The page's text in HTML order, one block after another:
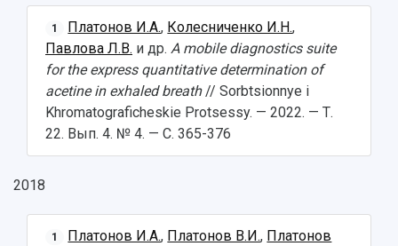
1 Платонов И.А., Колесниченко И.Н.,
Павлова Л.В. и др. A mobile diagnostics suite
for the express quantitative determination of
acetine in exhaled breath// Sorbtsionnye i
Khromatograficheskie Protsessy. — 2022. — Т.
22. Вып. 4. № 4. — С. 365-376
2018
1 Платонов И.А., Платонов В.И., Платонов